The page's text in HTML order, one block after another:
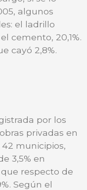
algunos
el ladrillo
cemento, 20,1%.
cayó 2,8%.
por los
privadas en
municipios,
3,5% en
respecto de
Según el